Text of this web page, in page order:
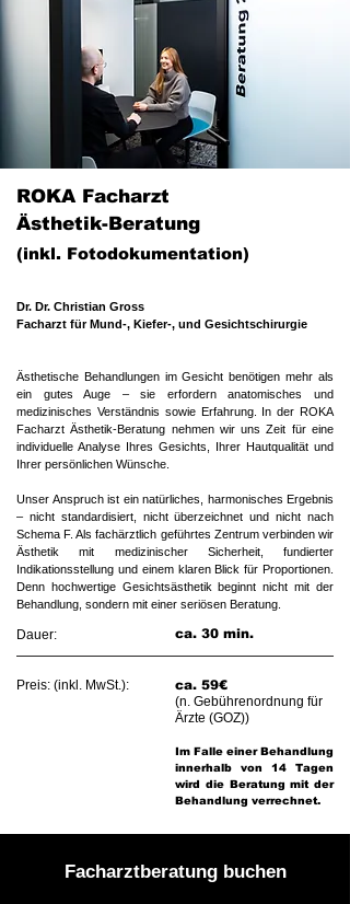
ROKA Facharzt
Ästhetik-Beratung
(inkl. Fotodokumentation)
​Dr. Dr. Christian Gross
Facharzt für Mund-, Kiefer-, und Gesichtschirurgie
​​​​Ästhetische Behandlungen im Gesicht benötigen mehr als
ein gutes Auge – sie erfordern anatomisches und
medizinisches Verständnis sowie Erfahrung. In der ROKA
Facharzt Ästhetik-Beratung nehmen wir uns Zeit für eine
individuelle Analyse Ihres Gesichts, Ihrer Hautqualität und
Ihrer persönlichen Wünsche.
Unser Anspruch ist ein natürliches, harmonisches Ergebnis
– nicht standardisiert, nicht überzeichnet und nicht nach
Schema F. Als fachärztlich geführtes Zentrum verbinden wir
Ästhetik mit medizinischer Sicherheit, fundierter
Indikationsstellung und einem klaren Blick für Proportionen.
Denn hochwertige Gesichtsästhetik beginnt nicht mit der
Behandlung, sondern mit einer seriösen Beratung.​
Dauer: ca. 30 min.
Preis: (inkl. MwSt.):
ca. 59€
(n. Gebührenordnung für
Ärzte (GOZ))​​
Im Falle einer Behandlung
innerhalb von 14 Tagen
wird die Beratung mit der
Behandlung verrechnet.
Facharztberatung buchen